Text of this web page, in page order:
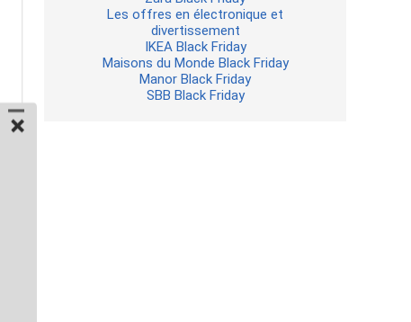
Les offres en électronique et
divertissement
IKEA Black Friday
Maisons du Monde Black Friday
Manor Black Friday
SBB Black Friday